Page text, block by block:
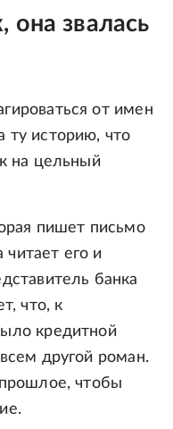
она звалась
от имен
ту историю, что
на цельный
пишет письмо
его и
банка
что, к
кредитной
другой роман.
чтобы